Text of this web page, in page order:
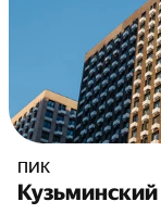
ПИК
Кузьминский